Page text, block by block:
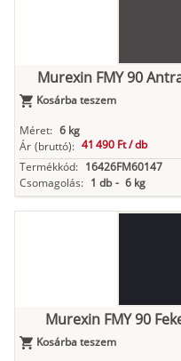
Murexin FMY 90
Kosárba teszem
Méret: 6 kg
Ár (bruttó): 41 490 Ft /db
Termékkód: 16426FM60147
Csomagolás: 1 db - 6 kg
Murexin FMY 90
Kosárba teszem